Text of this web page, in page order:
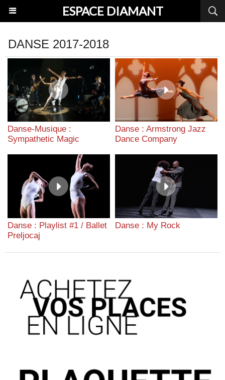
ESPACE DIAMANT
DANSE 2017-2018
Danse-Musique :
Sympathetic Magic
Danse : Armstrong Jazz
Dance Company
Danse : Playlist #1 / Ballet
Preljocaj
Danse : My Rock